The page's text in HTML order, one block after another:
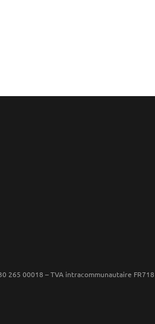
265 00018 – TVA intracommunautaire